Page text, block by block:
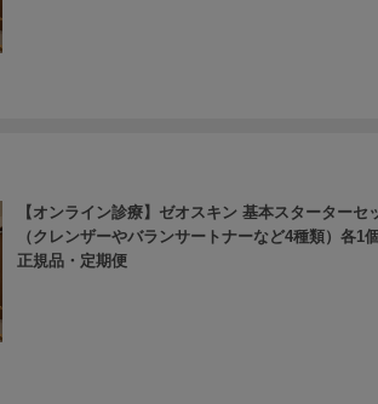
【オンライン診療】ゼオスキン 基本スターターセ
（クレンザーやバランサートナーなど4種類）各1
正規品・定期便